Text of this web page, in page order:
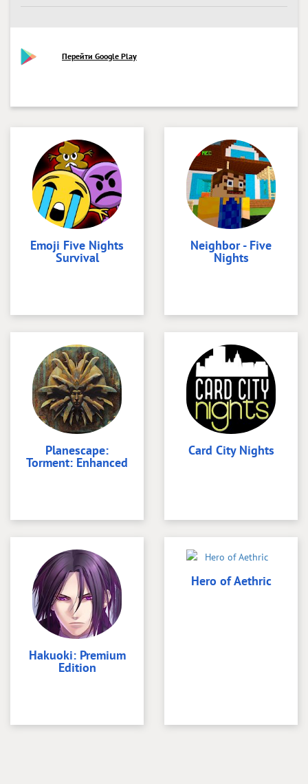
Перейти Google Play
Emoji Five Nights
Survival
Neighbor - Five
Nights
Planescape:
Torment: Enhanced
Card City Nights
Hakuoki: Premium
Edition
Hero of Aethric